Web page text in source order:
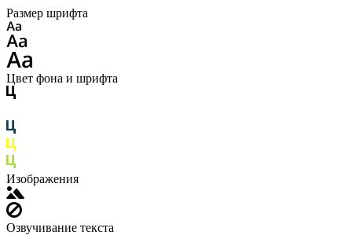
Размер шрифта
Цвет фона и шрифта
Изображения
Озвучивание текста